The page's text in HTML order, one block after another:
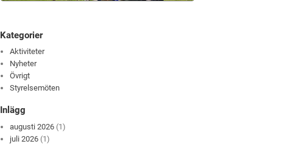
Kategorier
Aktiviteter
Nyheter
Övrigt
Styrelsemöten
Inlägg
augusti 2026 (1)
juli 2026 (1)